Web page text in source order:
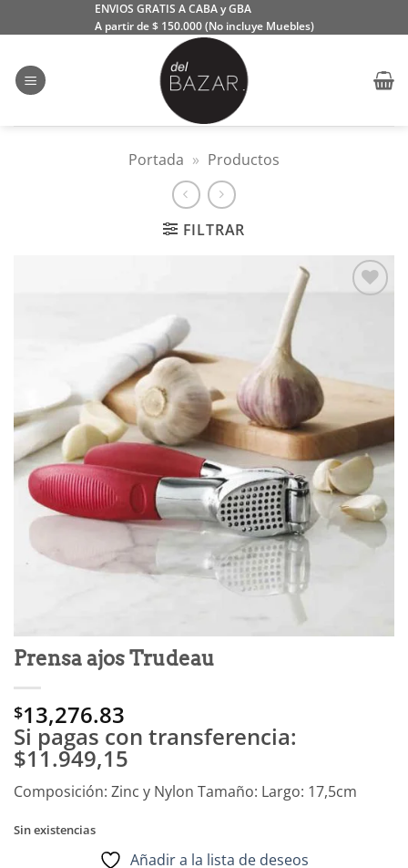
al
ENVIOS GRATIS A CABA y GBA
A partir de $ 150.000 (No incluye Muebles)
Portada » Productos
FILTRAR
deseos
Prensa ajos Trudeau
$13,276.83
Si pagas con transferencia:
$11.949,15
Composición: Zinc y Nylon Tamaño: Largo: 17,5cm
Sin existencias
Añadir a la lista de deseos